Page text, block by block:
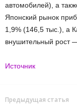
автомобилей), а
Японский рынок
1,9% (146,5 тыс.), а
внушительный рост
Источник
Предыдущая статья